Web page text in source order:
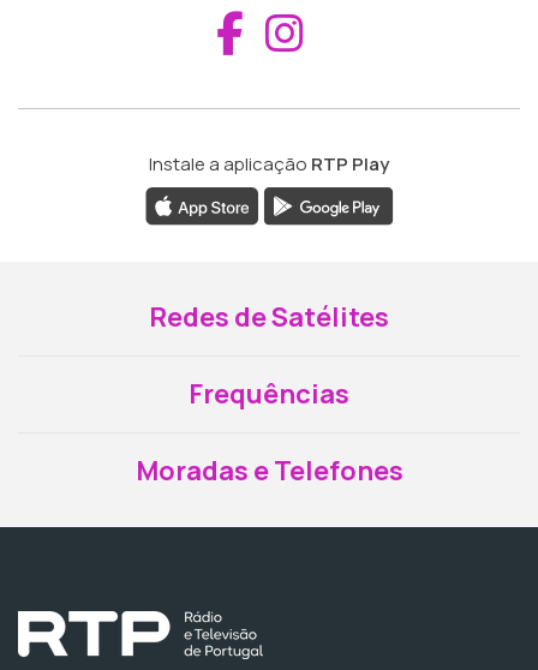
Aceder ao
Instale a aplicação RTP Play
Redes de Satélites
Frequências
Moradas e Telefones